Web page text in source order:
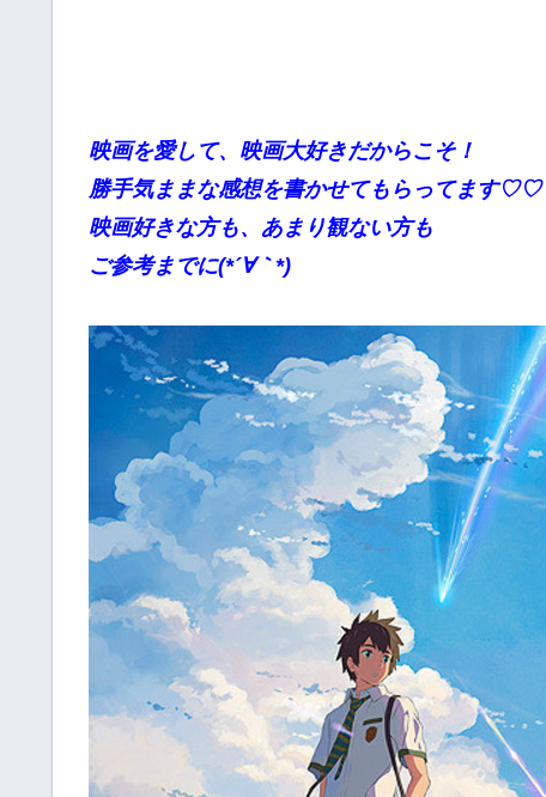
映画を愛して、映画大好きだからこそ！
勝手気ままな感想を書かせてもらってます♡♡
映画好きな方も、あまり観ない方も
ご参考までに(*´∀｀*)